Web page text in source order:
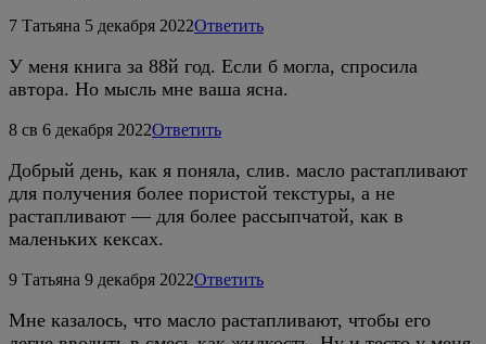
7 Татьяна 5 декабря 2022Ответить
У меня книга за 88й год. Если б могла, спросила
автора. Но мысль мне ваша ясна.
8 св 6 декабря 2022Ответить
Добрый день, как я поняла, слив. масло растапливают
для получения более пористой текстуры, а не
растапливают — для более рассыпчатой, как в
маленьких кексах.
9 Татьяна 9 декабря 2022Ответить
Мне казалось, что масло растапливают, чтобы его